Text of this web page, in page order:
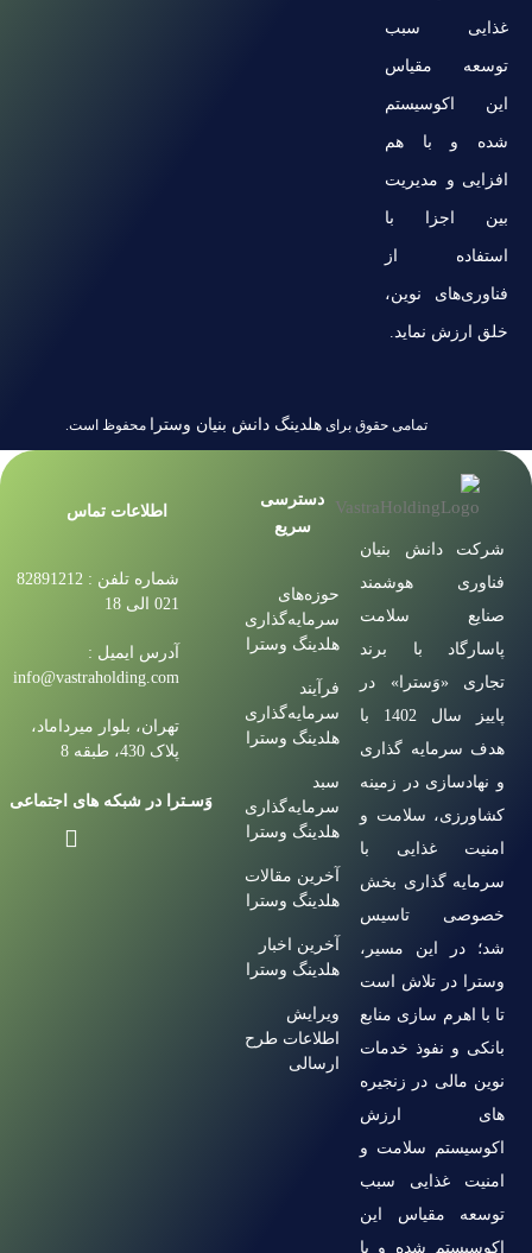
غذایی سبب
توسعه مقیاس
این اکوسیستم
شده و با هم
افزایی و مدیریت
بین اجزا با
استفاده از
فناوری‌های نوین،
خلق ارزش نماید.
تمامی حقوق برای هلدینگ دانش بنیان وسترا محفوظ است.
شرکت دانش بنیان
فناوری هوشمند
صنایع سلامت
پاسارگاد با برند
تجاری «وَسترا» در
پاییز سال 1402 با
هدف سرمایه گذاری
و نهادسازی در زمینه
کشاورزی، سلامت و
امنیت غذایی با
سرمایه گذاری بخش
خصوصی تاسیس
شد؛ در این مسیر،
وسترا در تلاش است
تا با اهرم سازی منابع
بانکی و نفوذ خدمات
نوین مالی در زنجیره
های ارزش
اکوسیستم سلامت و
امنیت غذایی سبب
توسعه مقیاس این
اکوسیستم شده و با
دسترسی
سریع
حوزه‌های
سرمایه‌گذاری
هلدینگ وسترا
فرآیند
سرمایه‌گذاری
هلدینگ وسترا
سبد
سرمایه‌گذاری
هلدینگ وسترا
آخرین مقالات
هلدینگ وسترا
آخرین اخبار
هلدینگ وسترا
ویرایش
اطلاعات طرح
ارسالی
اطلاعات تماس
شماره تلفن : 82891212
021 الی 18
آدرس ایمیل :
info@vastraholding.com
تهران، بلوار میرداماد،
پلاک 430، طبقه 8
وَسـترا در شبکه های اجتماعی